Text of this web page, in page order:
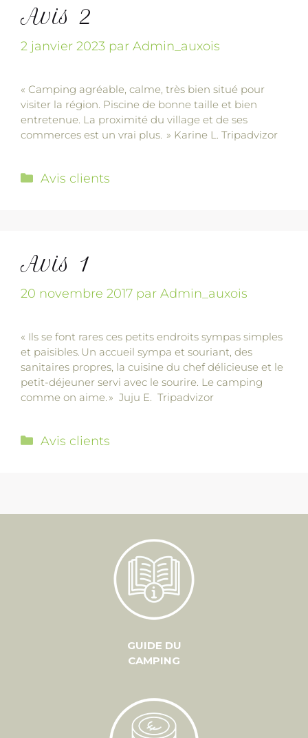
Avis 2
2 janvier 2023 par Admin_auxois
« Camping agréable, calme, très bien situé pour
visiter la région. Piscine de bonne taille et bien
entretenue. La proximité du village et de ses
commerces est un vrai plus. » Karine L. Tripadvizor
Avis clients
Avis 1
20 novembre 2017 par Admin_auxois
« Ils se font rares ces petits endroits sympas simples
et paisibles. Un accueil sympa et souriant, des
sanitaires propres, la cuisine du chef délicieuse et le
petit-déjeuner servi avec le sourire. Le camping
comme on aime. » Juju E. Tripadvizor
Avis clients
GUIDE DU
CAMPING